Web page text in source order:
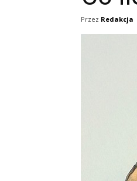
Przez Redakcja